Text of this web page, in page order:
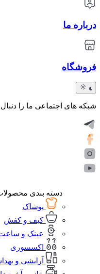
درباره ما
فروشگاه
شبکه های اجتماعی ما را دنبال
دسته بندی
پوشاک
کیف و کفش
عینک و
اکسسوری
آرایشی و